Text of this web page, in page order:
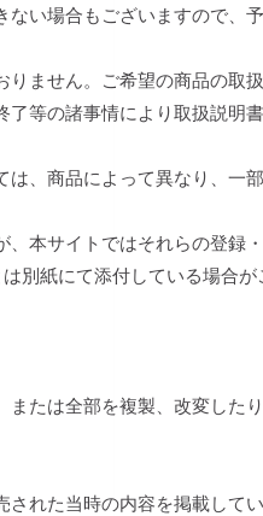
い場合もございますので、
ません。ご希望の商品の取
等の諸事情により取扱説明
、商品によって異なり、一
本サイトではそれらの登録
別紙にて添付している場合
たは全部を複製、改変した
れた当時の内容を掲載して